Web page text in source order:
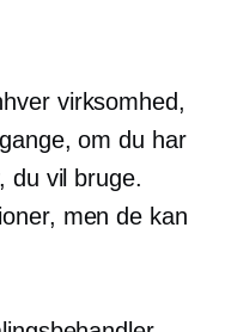
virksomhed,
om du har
du vil bruge.
men de kan